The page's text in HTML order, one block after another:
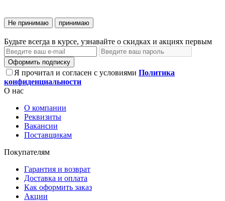
Не принимаю принимаю
Будьте всегда в курсе, узнавайте о скидках и акциях первым
Оформить подписку
Я прочитал и согласен с условиями Политика
конфиденциальности
О нас
О компании
Реквизиты
Вакансии
Поставщикам
Покупателям
Гарантия и возврат
Доставка и оплата
Как оформить заказ
Акции